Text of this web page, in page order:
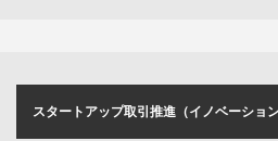
スタートアップ取引推進（イノベーショ